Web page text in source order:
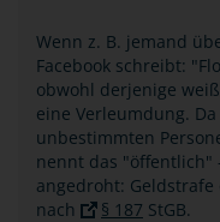
Wenn z. B. jemand
Facebook schreibt:
obwohl derjenige
eine Verleumdung.
unbestimmten
nennt das "öffentlich"
angedroht:
nach
§ 187 StGB.